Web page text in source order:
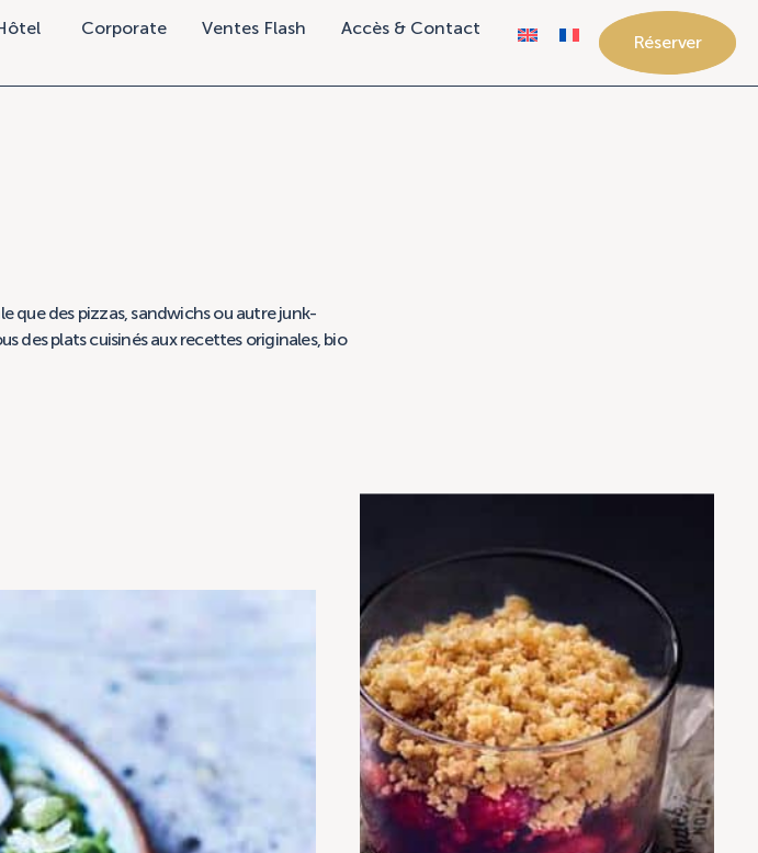
Corporate Ventes Flash Accès & Contact
Réserver
que des pizzas, sandwichs ou autre junk-
des plats cuisinés aux recettes originales, bio